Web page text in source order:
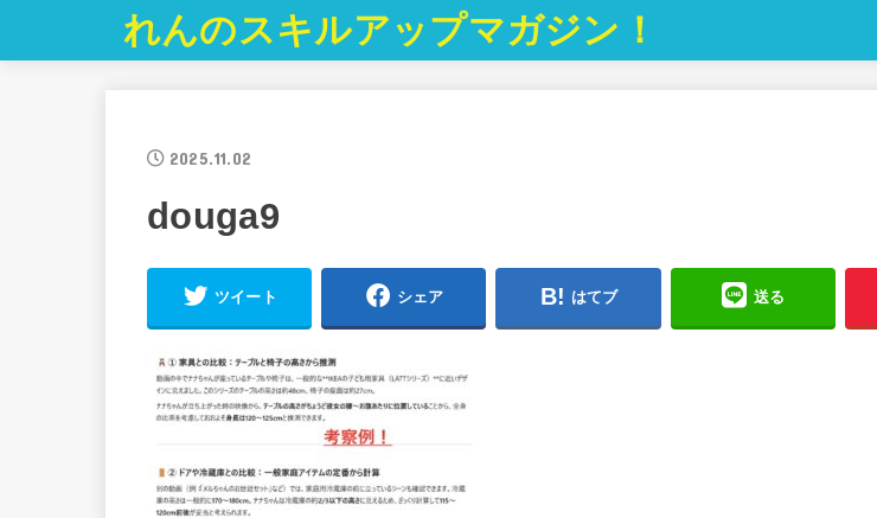
れんのスキルアップマガジン！
2025.11.02
douga9
ツイート シェア はてブ 送る